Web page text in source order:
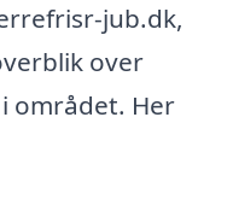
jub.dk,
over
området. Her